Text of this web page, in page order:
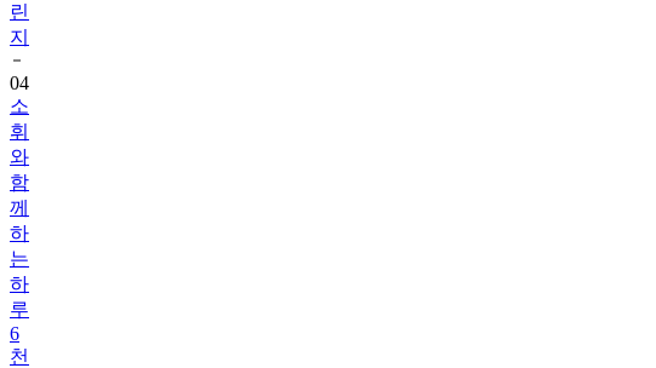
린
지
04
소
휘
와
함
께
하
는
하
루
6
천